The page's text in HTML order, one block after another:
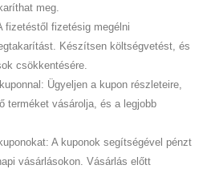
meg.
fizetéstől fizetésig megélni
Készítsen költségvetést, és
csökkentésére.
Ügyeljen a kupon részleteire,
terméket vásárolja, és a legjobb
A kuponok segítségével pénzt
vásárlásokon. Vásárlás előtt